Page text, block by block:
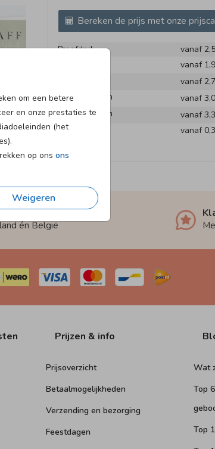
om een betere
en onze prestaties te
(het
op ons ons
Weigeren
Bereken de prijs met onze
Proefdruk
vanaf
vanaf
vanaf
11.4 × 17.1 cm
vanaf
14.4 × 21.6 cm
vanaf
Enveloppen
vanaf
in 1-2 werkdagen
én België
Prijzen & info
Prijsoverzicht
Betaalmogelijkheden
Verzending en bezorging
Feestdagen
Wat
Top
Top